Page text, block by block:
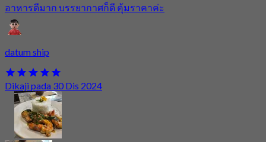
อาหารดีมาก บรรยากาศก็ดี คุ้มราคาค่ะ
datum ship
Dikaji pada 30 Dis 2024